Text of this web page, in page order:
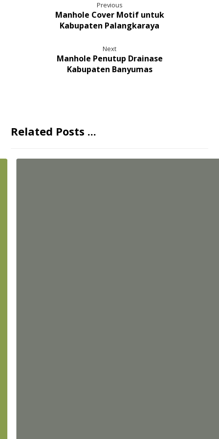
Previous
Manhole Cover Motif untuk
Kabupaten Palangkaraya
Next
Manhole Penutup Drainase
Kabupaten Banyumas
Related Posts ...